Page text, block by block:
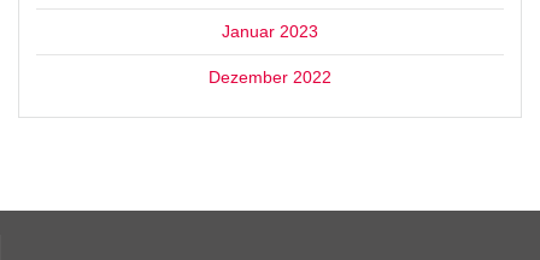
Januar 2023
Dezember 2022